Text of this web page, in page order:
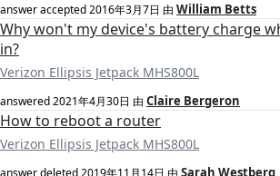
answer accepted2016年3月7日 由 William Betts
Why won't my device's battery charge
in?
Verizon Ellipsis Jetpack MHS800L
answered2021年4月30日 由 Claire Bergeron
How to reboot a router
Verizon Ellipsis Jetpack MHS800L
answer deleted2019年11月14日 由 Sarah Westberg